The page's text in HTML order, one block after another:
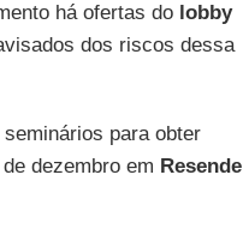
há ofertas do lobby
dos riscos dessa
para obter
dezembro em Resende